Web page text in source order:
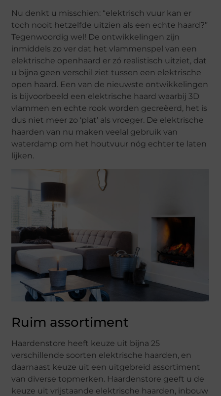
Nu denkt u misschien: “elektrisch vuur kan er
toch nooit hetzelfde uitzien als een echte haard?”
Tegenwoordig wel! De ontwikkelingen zijn
inmiddels zo ver dat het vlammenspel van een
elektrische openhaard er zó realistisch uitziet, dat
u bijna geen verschil ziet tussen een elektrische
open haard. Een van de nieuwste ontwikkelingen
is bijvoorbeeld een elektrische haard waarbij 3D
vlammen en echte rook worden gecreëerd, het is
dus niet meer zo ‘plat’ als vroeger. De elektrische
haarden van nu maken veelal gebruik van
waterdamp om het houtvuur nóg echter te laten
lijken.
Ruim assortiment
Haardenstore heeft keuze uit bijna 25
verschillende soorten elektrische haarden, en
daarnaast keuze uit een uitgebreid assortiment
van diverse topmerken. Haardenstore geeft u de
keuze uit vrijstaande elektrische haarden, inbouw